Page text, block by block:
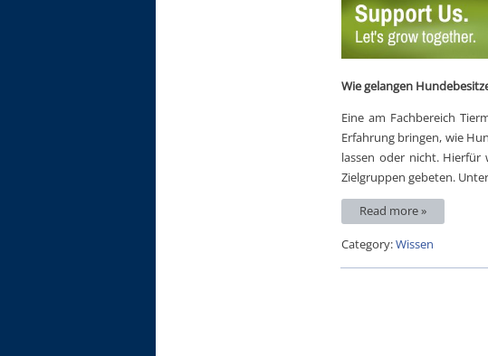
Wie gelangen
Eine am Fachbereich
Erfahrung bringen, wie
lassen oder nicht. Hierfür
Zielgruppen gebeten.
Read more »
Category:Wissen